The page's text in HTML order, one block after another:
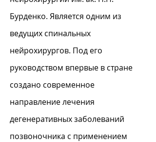
Бурденко. Является одним из
ведущих спинальных
нейрохирургов. Под его
руководством впервые в стране
создано современное
направление лечения
дегенеративных заболеваний
позвоночника с применением